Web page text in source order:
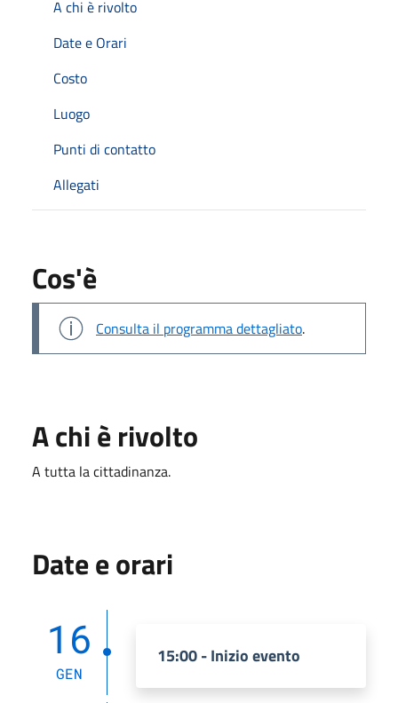
A chi è rivolto
Date e Orari
Costo
Luogo
Punti di contatto
Allegati
Cos'è
Consulta il programma dettagliato.
A chi è rivolto
A tutta la cittadinanza.
Date e orari
16
GEN
15:00 - Inizio evento